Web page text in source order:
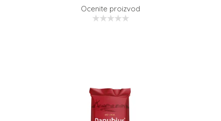
Ocenite proizvod